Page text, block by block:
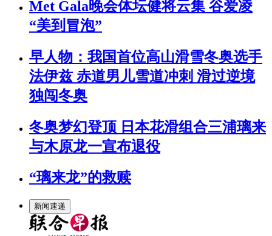
Met Gala晚会体坛健将云集 谷爱凌
“美到冒泡”
早人物：我国首位高山滑雪冬奥选手
法伊兹 赤道男儿雪道冲刺 滑过逆境
独闯冬奥
冬奥梦幻登顶 日本花滑组合三浦璃来
与木原龙一宣布退役
“璃来龙”的救赎
新闻速递